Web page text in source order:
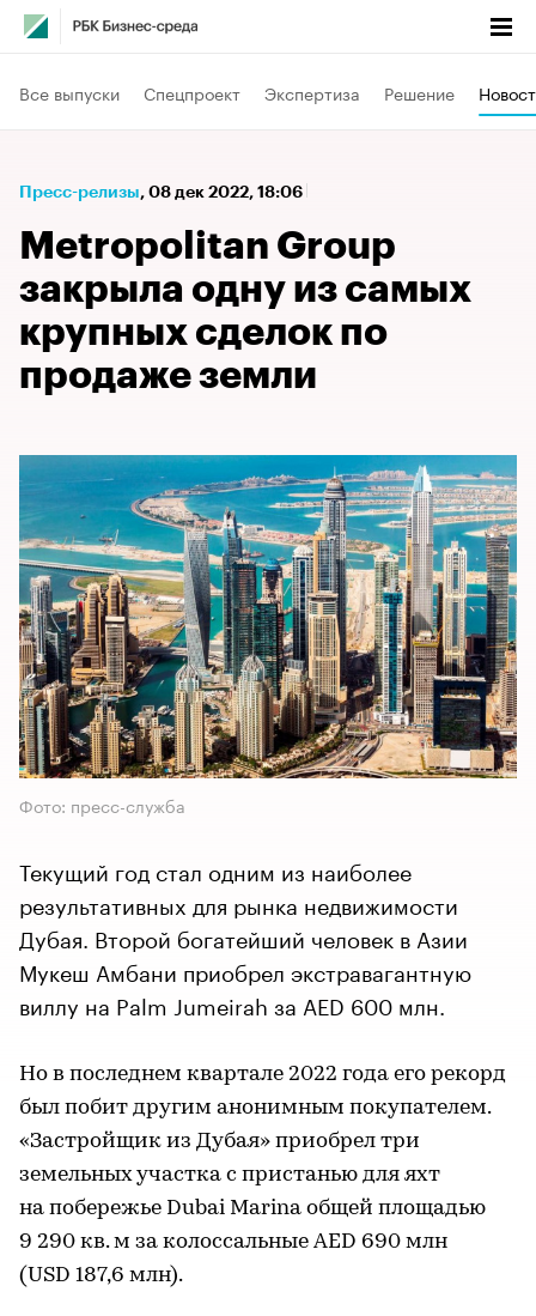
Все выпуски Спецпроект Экспертиза Решение
Пресс-релизы⁠, 08 дек 2022, 18:06
Metropolitan Group
закрыла одну из самых
крупных сделок по
продаже земли
Фото: пресс-служба
Текущий год стал одним из наиболее
результативных для рынка недвижимости
Дубая. Второй богатейший человек в Азии
Мукеш Амбани приобрел экстравагантную
виллу на Palm Jumeirah за AED 600 млн.
Но в последнем квартале 2022 года его рекорд
был побит другим анонимным покупателем.
«Застройщик из Дубая» приобрел три
земельных участка с пристанью для яхт
на побережье Dubai Marina общей площадью
9 290 кв. м за колоссальные AED 690 млн
(USD 187,6 млн).